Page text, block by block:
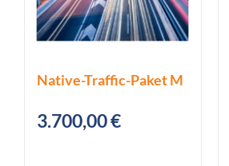
Native-Traffic-Paket M
3.700,00€